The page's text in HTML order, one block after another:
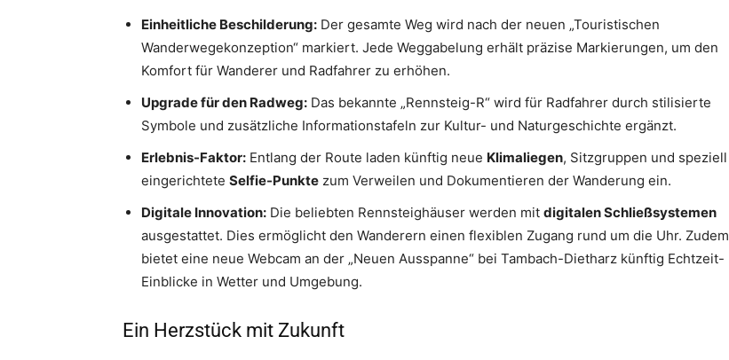
Einheitliche Beschilderung: Der gesamte Weg wird nach der neuen „Touristischen
Wanderwegekonzeption“ markiert. Jede Weggabelung erhält präzise Markierungen, um den
Komfort für Wanderer und Radfahrer zu erhöhen.
Upgrade für den Radweg: Das bekannte „Rennsteig-R“ wird für Radfahrer durch stilisierte
Symbole und zusätzliche Informationstafeln zur Kultur- und Naturgeschichte ergänzt.
Erlebnis-Faktor: Entlang der Route laden künftig neue Klimaliegen, Sitzgruppen und speziell
eingerichtete Selfie-Punkte zum Verweilen und Dokumentieren der Wanderung ein.
Digitale Innovation: Die beliebten Rennsteighäuser werden mit digitalen Schließsystemen
ausgestattet. Dies ermöglicht den Wanderern einen flexiblen Zugang rund um die Uhr. Zudem
bietet eine neue Webcam an der „Neuen Ausspanne“ bei Tambach-Dietharz künftig Echtzeit-
Einblicke in Wetter und Umgebung.
Ein Herzstück mit Zukunft